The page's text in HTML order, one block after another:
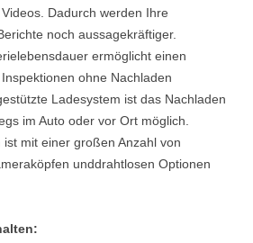
Dadurch werden Ihre
noch aussagekräftiger.
ermöglicht einen
ohne Nachladen
Ladesystem ist das Nachladen
im Auto oder vor Ort möglich.
ist mit einer großen Anzahl von
unddrahtlosen Optionen